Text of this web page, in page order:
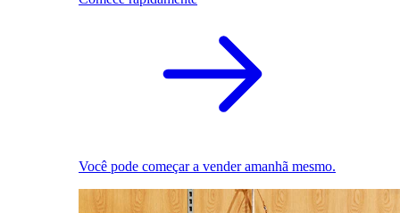
Você pode começar a vender amanhã mesmo.